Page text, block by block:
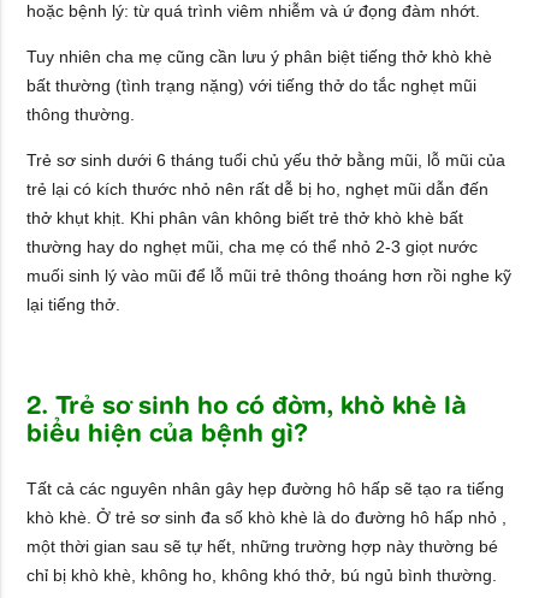
hoặc bệnh lý: từ quá trình viêm nhiễm và ứ đọng đàm nhớt.
Tuy nhiên cha mẹ cũng cần lưu ý phân biệt tiếng thở khò khè
bất thường (tình trạng nặng) với tiếng thở do tắc nghẹt mũi
thông thường.
Trẻ sơ sinh dưới 6 tháng tuổi chủ yếu thở bằng mũi, lỗ mũi của
trẻ lại có kích thước nhỏ nên rất dễ bị ho, nghẹt mũi dẫn đến
thở khụt khịt. Khi phân vân không biết trẻ thở khò khè bất
thường hay do nghẹt mũi, cha mẹ có thể nhỏ 2-3 giọt nước
muối sinh lý vào mũi để lỗ mũi trẻ thông thoáng hơn rồi nghe kỹ
lại tiếng thở.
2. Trẻ sơ sinh ho có đờm, khò khè là
biểu hiện của bệnh gì?
Tất cả các nguyên nhân gây hẹp đường hô hấp sẽ tạo ra tiếng
khò khè. Ở trẻ sơ sinh đa số khò khè là do đường hô hấp nhỏ ,
một thời gian sau sẽ tự hết, những trường hợp này thường bé
chỉ bị khò khè, không ho, không khó thở, bú ngủ bình thường.